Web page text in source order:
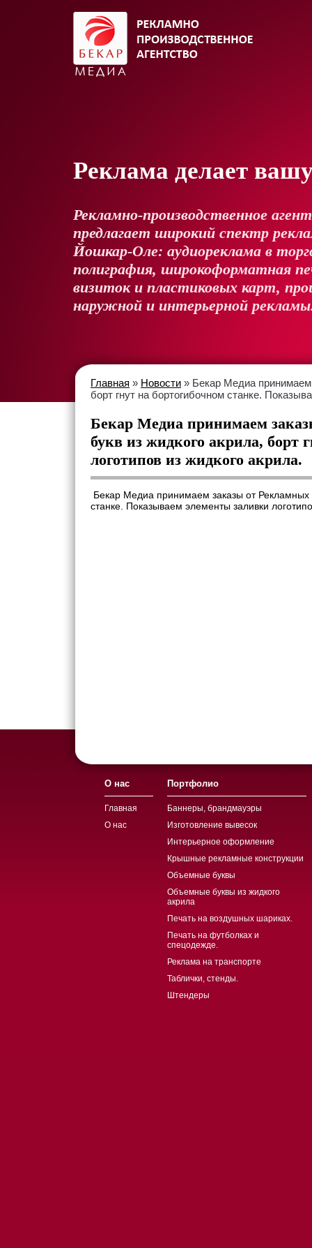
Реклама делает
Рекламно-производственное
предлагает широкий спектр
Йошкар-Оле: аудиореклама в
полиграфия, широкоформатная
визиток и пластиковых карт,
наружной и интерьерной
Главная » Новости » Бекар Медиа принимаем
борт гнут на бортогибочном станке.
Бекар Медиа принимаем
букв из жидкого акрила, борт
логотипов из жидкого акрила.
Бекар Медиа принимаем заказы от Рекламных
станке. Показываем элементы заливки
О нас
Главная
О нас
Портфолио
Баннеры, брандмауэры
Изготовление вывесок
Интерьерное оформление
Крышные рекламные конструкции
Объемные буквы
Объемные буквы из жидкого
акрила
Печать на воздушных шариках.
Печать на футболках и
спецодежде.
Реклама на транспорте
Таблички, стенды.
Штендеры